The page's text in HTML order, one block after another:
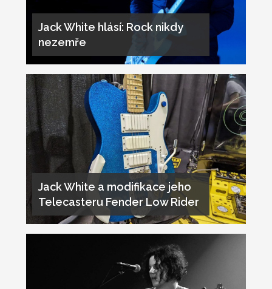
Jack White hlásí: Rock nikdy
nezemře
Jack White a modifikace jeho
Telecasteru Fender Low Rider